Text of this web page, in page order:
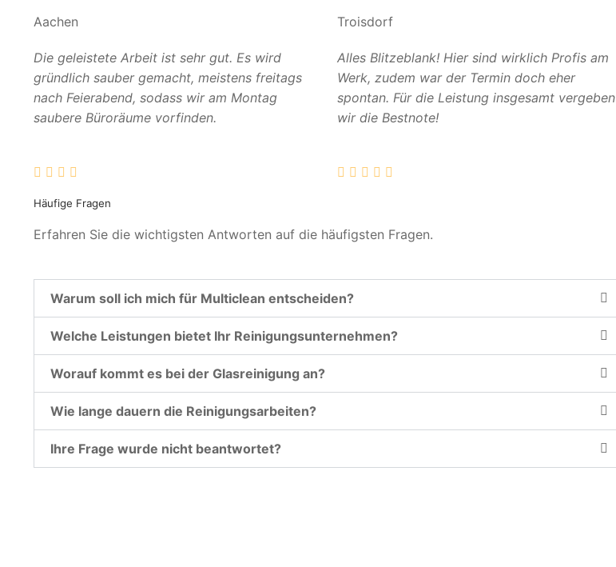
Aachen
Die geleistete Arbeit ist sehr gut. Es wird
gründlich sauber gemacht, meistens freitags
nach Feierabend, sodass wir am Montag
saubere Büroräume vorfinden.
Troisdorf
Alles Blitzeblank! Hier sind wirklich Profis am
Werk, zudem war der Termin doch eher
spontan. Für die Leistung insgesamt vergeben
wir die Bestnote!
Häufige Fragen
Erfahren Sie die wichtigsten Antworten auf die häufigsten Fragen.
Warum soll ich mich für Multiclean entscheiden?
Welche Leistungen bietet Ihr Reinigungsunternehmen?
Worauf kommt es bei der Glasreinigung an?
Wie lange dauern die Reinigungsarbeiten?
Ihre Frage wurde nicht beantwortet?